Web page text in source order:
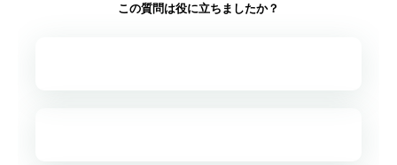
この質問は役に立ちましたか？